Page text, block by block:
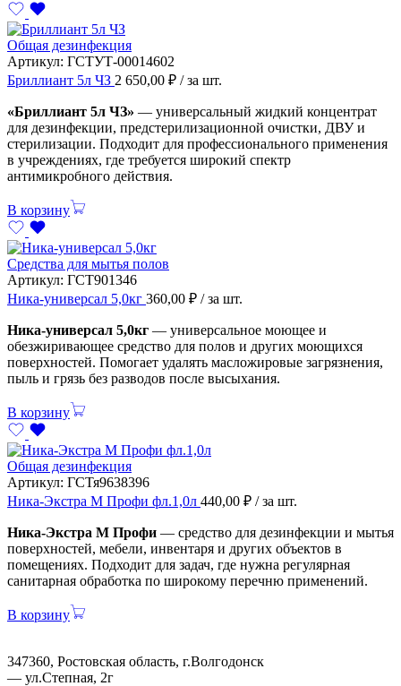
Общая дезинфекция
Артикул: ГСТУТ-00014602
Бриллиант 5л ЧЗ 2 650,00 ₽ / за шт.
«Бриллиант 5л ЧЗ» — универсальный жидкий концентрат
для дезинфекции, предстерилизационной очистки, ДВУ и
стерилизации. Подходит для профессионального применения
в учреждениях, где требуется широкий спектр
антимикробного действия.
В корзину
Средства для мытья полов
Артикул: ГСТ901346
Ника-универсал 5,0кг 360,00 ₽ / за шт.
Ника-универсал 5,0кг — универсальное моющее и
обезжиривающее средство для полов и других моющихся
поверхностей. Помогает удалять масложировые загрязнения,
пыль и грязь без разводов после высыхания.
В корзину
Общая дезинфекция
Артикул: ГСТя9638396
Ника-Экстра М Профи фл.1,0л 440,00 ₽ / за шт.
Ника-Экстра М Профи — средство для дезинфекции и мытья
поверхностей, мебели, инвентаря и других объектов в
помещениях. Подходит для задач, где нужна регулярная
санитарная обработка по широкому перечню применений.
В корзину
347360, Ростовская область, г.Волгодонск
— ул.Степная, 2г